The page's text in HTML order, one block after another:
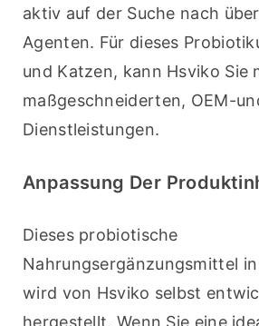
aktiv auf der Suche nach
Agenten. Für dieses
und Katzen, kann Hsviko Sie
maßgeschneiderten, OEM-
Dienstleistungen.
Anpassung Der
Dieses probiotische
Nahrungsergänzungsmittel
wird von Hsviko selbst
hergestellt. Wenn Sie eine